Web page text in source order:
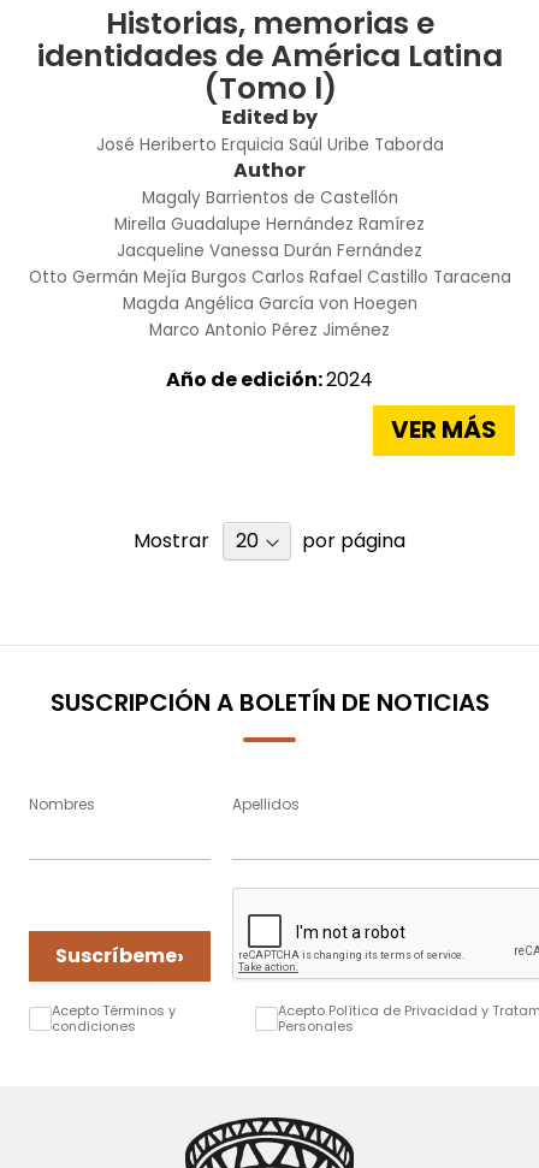
Historias, memorias e
identidades de América Latina
(Tomo l)
Edited by
José Heriberto Erquicia Saúl Uribe Taborda
Author
Magaly Barrientos de Castellón
Mirella Guadalupe Hernández Ramírez
Jacqueline Vanessa Durán Fernández
Otto Germán Mejía Burgos Carlos Rafael Castillo Taracena
Magda Angélica García von Hoegen
Marco Antonio Pérez Jiménez
Año de edición:2024
VER MÁS
Mostrar por página
SUSCRIPCIÓN A BOLETÍN DE NOTICIAS
Nombres Apellidos
Suscríbeme›
Acepto Términos y
condiciones
Acepto Política de Privacidad y
Personales